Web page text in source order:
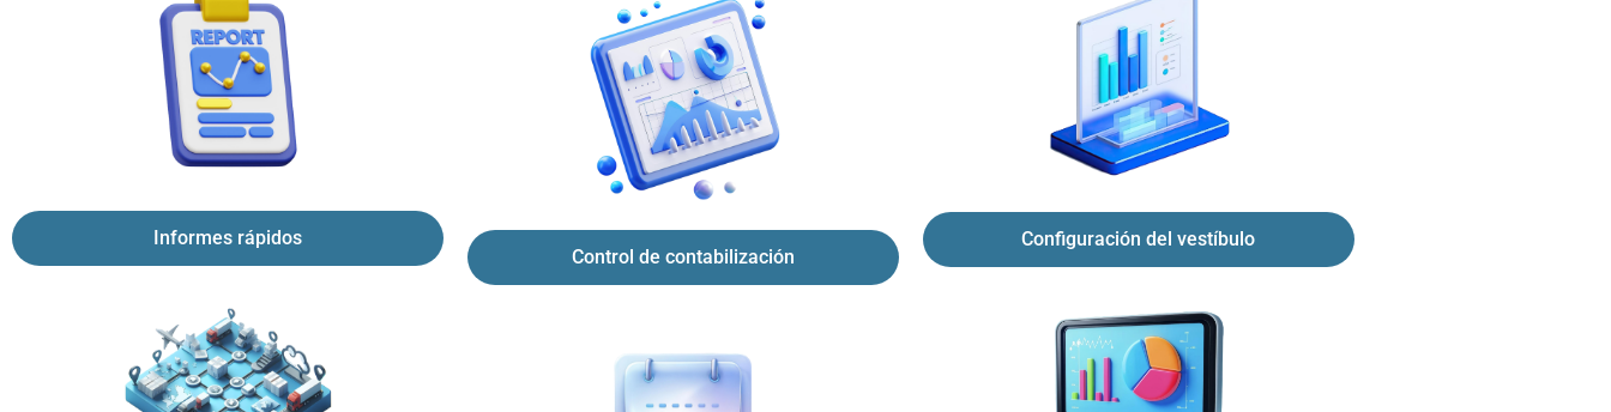
Informes rápidos
Control de contabilización
Configuración del vestíbulo